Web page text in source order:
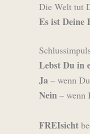
Die Welt tut
Es ist Deine
Lebst Du in
Ja – wenn
Nein – wenn
FREIsicht